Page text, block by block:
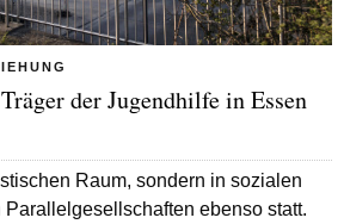
der Jugendhilfe in Essen
Raum, sondern in sozialen
Parallelgesellschaften ebenso statt.